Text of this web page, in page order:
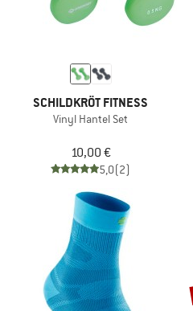
SCHILDKRÖT FITNESS
Vinyl Hantel Set
10,00 €
5,0(2)